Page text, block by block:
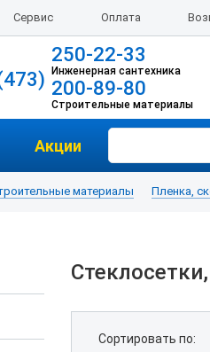
Сервис Оплата
250-22-33
Инженерная сантехника
200-89-80
Строительные материалы
Акции
материалы Пленка,
Сортировать по: